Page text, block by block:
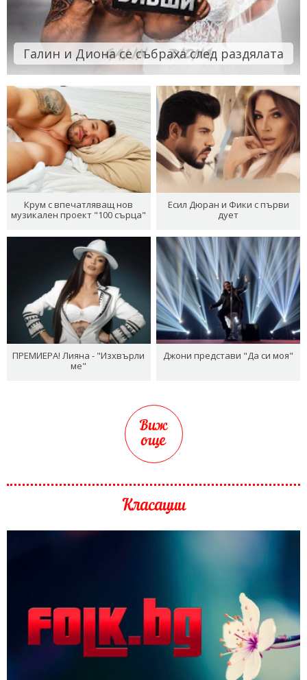
Галин и Диона се събраха след раздялата
Крум с впечатляващ нов
музикален проект "100 сърца"
Есил Дюран и Фики с първи
дует
ПРЕМИЕРА! Лияна - "Изхвърли
ме"
Джони представи "Да си моя"
Виж
още
Класации